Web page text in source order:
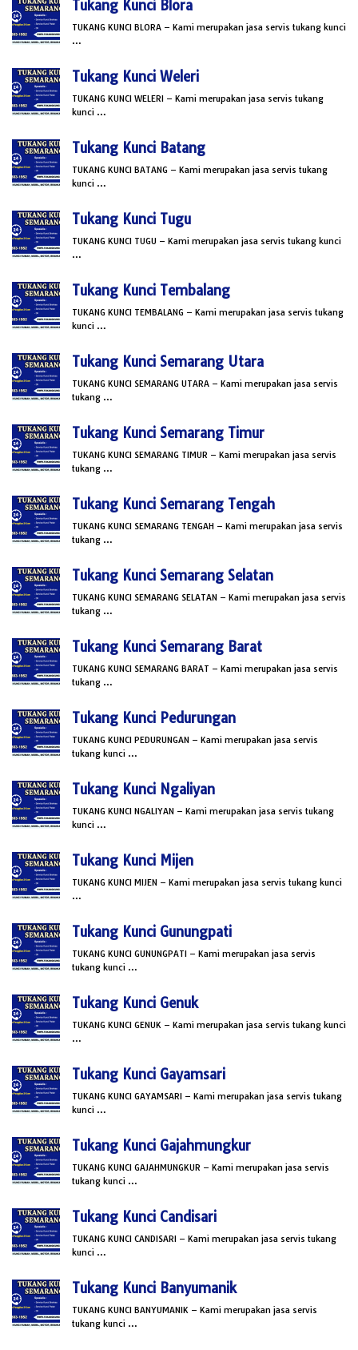
Tukang Kunci Blora
TUKANG KUNCI BLORA – Kami merupakan jasa servis tukang kunci
…
Tukang Kunci Weleri
TUKANG KUNCI WELERI – Kami merupakan jasa servis tukang
kunci …
Tukang Kunci Batang
TUKANG KUNCI BATANG – Kami merupakan jasa servis tukang
kunci …
Tukang Kunci Tugu
TUKANG KUNCI TUGU – Kami merupakan jasa servis tukang kunci
…
Tukang Kunci Tembalang
TUKANG KUNCI TEMBALANG – Kami merupakan jasa servis tukang
kunci …
Tukang Kunci Semarang Utara
TUKANG KUNCI SEMARANG UTARA – Kami merupakan jasa servis
tukang …
Tukang Kunci Semarang Timur
TUKANG KUNCI SEMARANG TIMUR – Kami merupakan jasa servis
tukang …
Tukang Kunci Semarang Tengah
TUKANG KUNCI SEMARANG TENGAH – Kami merupakan jasa servis
tukang …
Tukang Kunci Semarang Selatan
TUKANG KUNCI SEMARANG SELATAN – Kami merupakan jasa servis
tukang …
Tukang Kunci Semarang Barat
TUKANG KUNCI SEMARANG BARAT – Kami merupakan jasa servis
tukang …
Tukang Kunci Pedurungan
TUKANG KUNCI PEDURUNGAN – Kami merupakan jasa servis
tukang kunci …
Tukang Kunci Ngaliyan
TUKANG KUNCI NGALIYAN – Kami merupakan jasa servis tukang
kunci …
Tukang Kunci Mijen
TUKANG KUNCI MIJEN – Kami merupakan jasa servis tukang kunci
…
Tukang Kunci Gunungpati
TUKANG KUNCI GUNUNGPATI – Kami merupakan jasa servis
tukang kunci …
Tukang Kunci Genuk
TUKANG KUNCI GENUK – Kami merupakan jasa servis tukang kunci
…
Tukang Kunci Gayamsari
TUKANG KUNCI GAYAMSARI – Kami merupakan jasa servis tukang
kunci …
Tukang Kunci Gajahmungkur
TUKANG KUNCI GAJAHMUNGKUR – Kami merupakan jasa servis
tukang kunci …
Tukang Kunci Candisari
TUKANG KUNCI CANDISARI – Kami merupakan jasa servis tukang
kunci …
Tukang Kunci Banyumanik
TUKANG KUNCI BANYUMANIK – Kami merupakan jasa servis
tukang kunci …